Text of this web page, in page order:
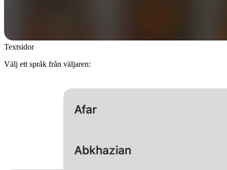
Textsidor
Välj ett språk från väljaren: